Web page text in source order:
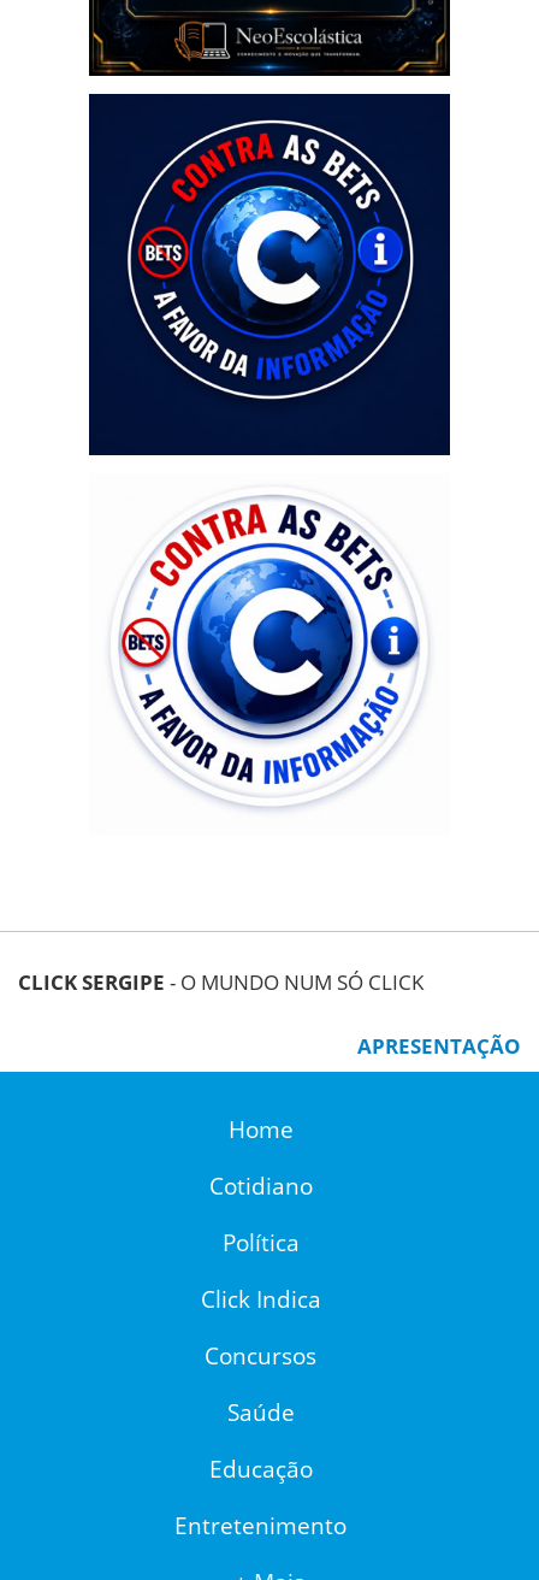
CLICK SERGIPE - O MUNDO NUM SÓ CLICK
APRESENTAÇÃO
Home
Cotidiano
Política
Click Indica
Concursos
Saúde
Educação
Entretenimento